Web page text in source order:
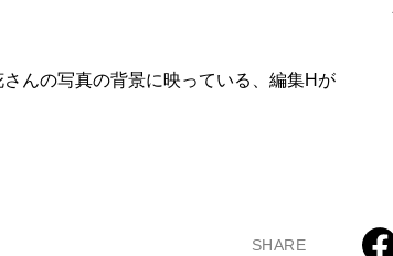
さんの写真の背景に映っている、編集Hが
SHARE